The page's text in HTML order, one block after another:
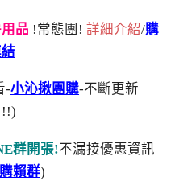
品 !常態團! 詳細介紹/購
-小沁揪團購-不斷更新
群開張!不漏接優惠資訊
賴群)